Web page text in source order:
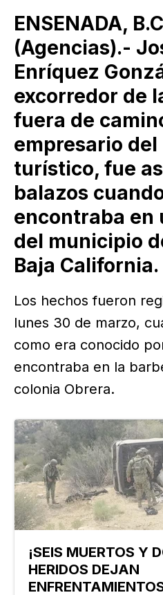
ENSENADA,
(Agencias).-
Enríquez
excorredor de
fuera de
empresario del
turístico, fue
balazos
encontraba en
del municipio
Baja California.
Los hechos fueron
lunes 30 de marzo,
como era conocido
encontraba en la
colonia Obrera.
¡SEIS MUERTOS Y
HERIDOS DEJAN